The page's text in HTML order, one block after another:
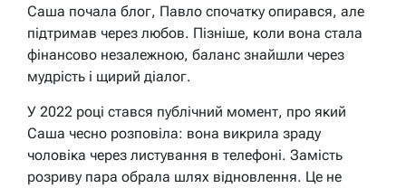
Саша почала блог, Павло спочатку опирався, але
підтримав через любов. Пізніше, коли вона стала
фінансово незалежною, баланс знайшли через
мудрість і щирий діалог.
У 2022 році стався публічний момент, про який
Саша чесно розповіла: вона викрила зраду
чоловіка через листування в телефоні. Замість
розриву пара обрала шлях відновлення. Це не